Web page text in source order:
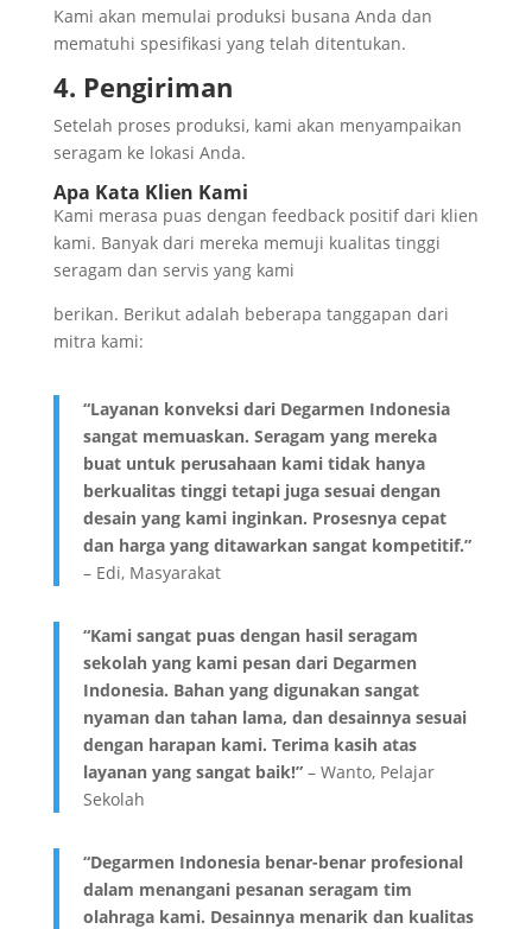
Kami akan memulai produksi busana Anda dan
mematuhi spesifikasi yang telah ditentukan.
4. Pengiriman
Setelah proses produksi, kami akan menyampaikan
seragam ke lokasi Anda.
Apa Kata Klien Kami
Kami merasa puas dengan feedback positif dari klien
kami. Banyak dari mereka memuji kualitas tinggi
seragam dan servis yang kami
berikan. Berikut adalah beberapa tanggapan dari
mitra kami:
“Layanan konveksi dari Degarmen Indonesia
sangat memuaskan. Seragam yang mereka
buat untuk perusahaan kami tidak hanya
berkualitas tinggi tetapi juga sesuai dengan
desain yang kami inginkan. Prosesnya cepat
dan harga yang ditawarkan sangat kompetitif.”
– Edi, Masyarakat
“Kami sangat puas dengan hasil seragam
sekolah yang kami pesan dari Degarmen
Indonesia. Bahan yang digunakan sangat
nyaman dan tahan lama, dan desainnya sesuai
dengan harapan kami. Terima kasih atas
layanan yang sangat baik!”– Wanto, Pelajar
Sekolah
“Degarmen Indonesia benar-benar profesional
dalam menangani pesanan seragam tim
olahraga kami. Desainnya menarik dan kualitas